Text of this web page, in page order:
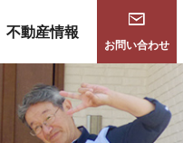
不動産情報
お問い合わせ